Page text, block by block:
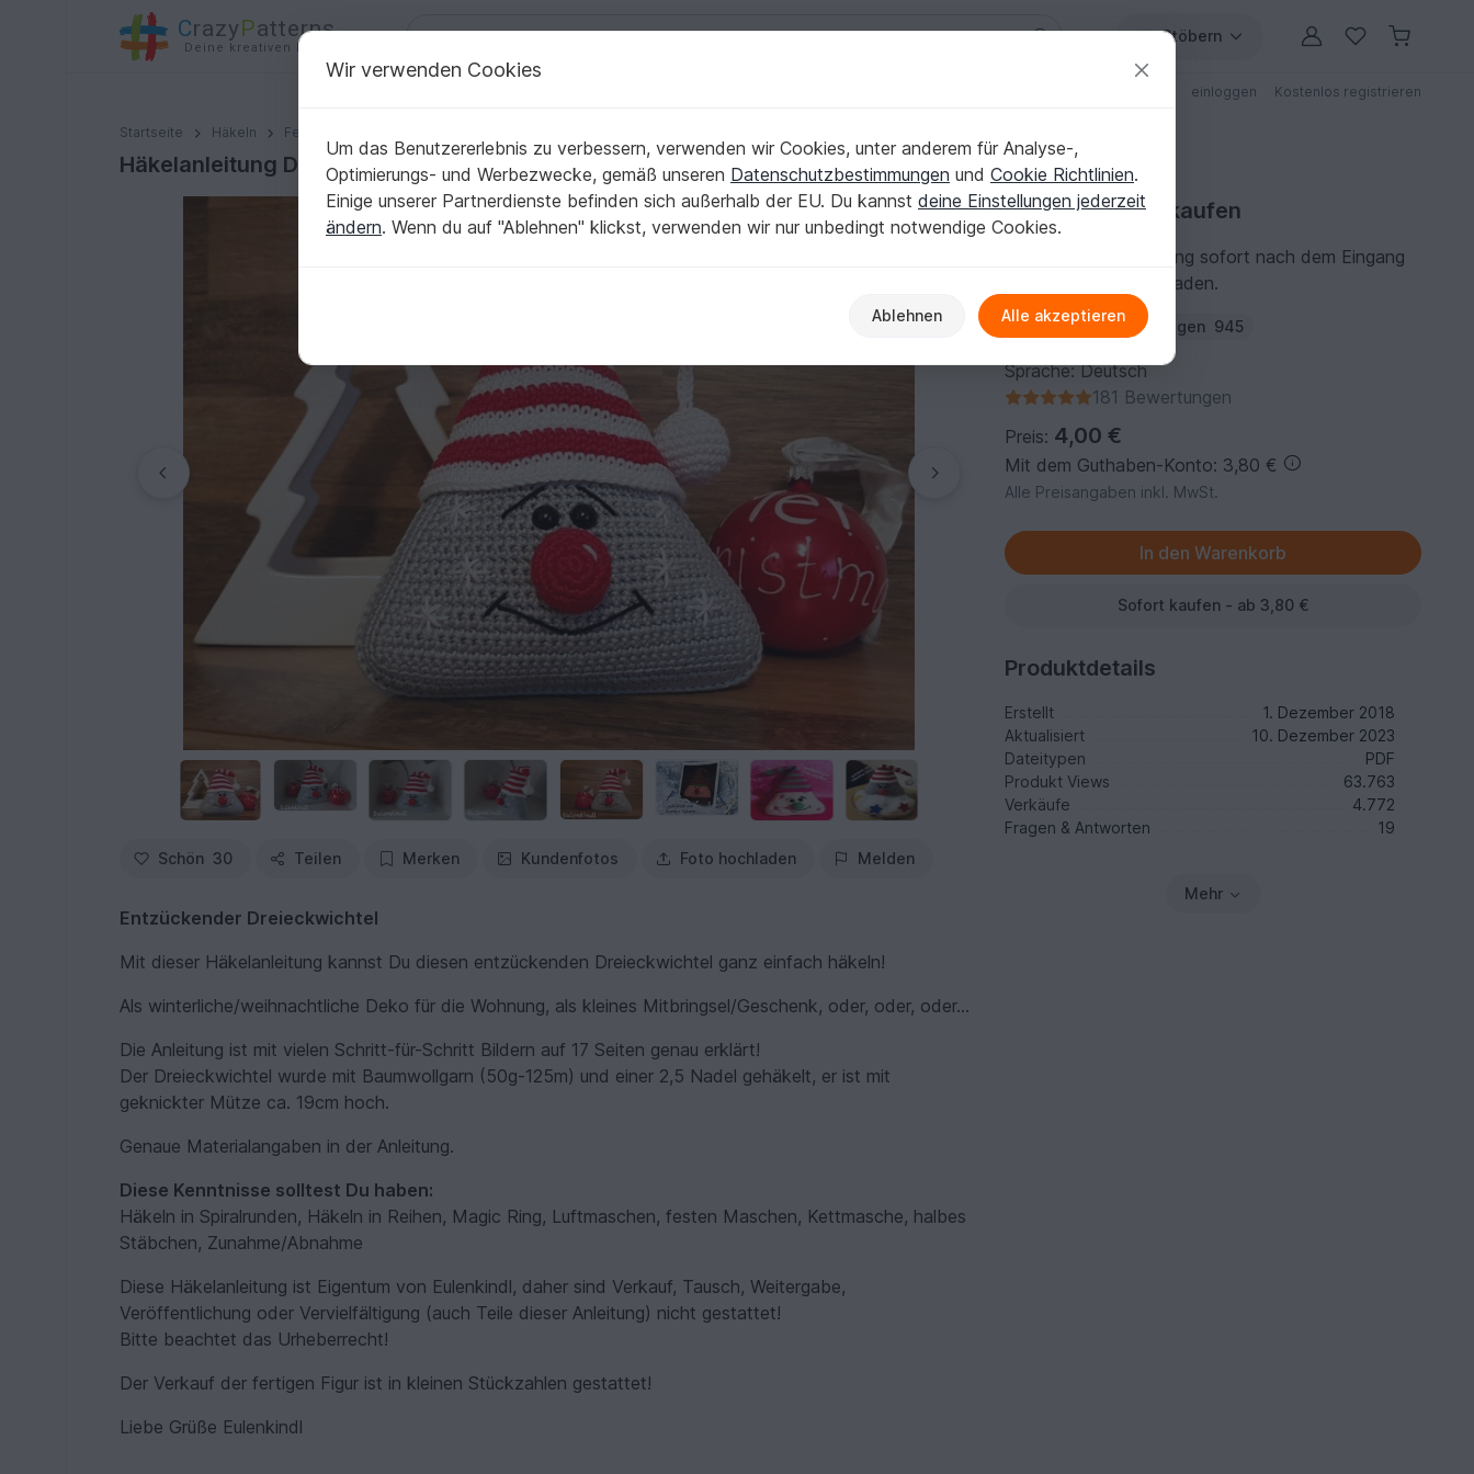
CrazyPatterns
Deine kreativen Ideen
Stöbern
einloggen Kostenlos registrieren
Startseite Häkeln Festlichkeiten
Häkelanleitung Dreieckwichtel
Häkelanleitung Dreieckwichtel
Schön 30 Teilen Merken Kundenfotos Foto hochladen Melden
Entzückender Dreieckwichtel
Mit dieser Häkelanleitung kannst Du diesen entzückenden Dreieckwichtel ganz einfach häkeln!
Als winterliche/weihnachtliche Deko für die Wohnung, als kleines Mitbringsel/Geschenk, oder, oder, oder...
Die Anleitung ist mit vielen Schritt-für-Schritt Bildern auf 17 Seiten genau erklärt!
Der Dreieckwichtel wurde mit Baumwollgarn (50g-125m) und einer 2,5 Nadel gehäkelt, er ist mit
geknickter Mütze ca. 19cm hoch.
Genaue Materialangaben in der Anleitung.
Diese Kenntnisse solltest Du haben:
Häkeln in Spiralrunden, Häkeln in Reihen, Magic Ring, Luftmaschen, festen Maschen, Kettmasche, halbes
Stäbchen, Zunahme/Abnahme
Diese Häkelanleitung ist Eigentum von Eulenkindl, daher sind Verkauf, Tausch, Weitergabe,
Veröffentlichung oder Vervielfältigung (auch Teile dieser Anleitung) nicht gestattet!
Bitte beachtet das Urheberrecht!
Der Verkauf der fertigen Figur ist in kleinen Stückzahlen gestattet!
Liebe Grüße Eulenkindl
Häkelanleitung kaufen
Du kannst die Anleitung sofort nach dem Eingang
der Zahlung herunterladen.
Autor: Eulenkindl Folgen 945
Sprache: Deutsch
181 Bewertungen
Preis: 4,00 €
Mit dem Guthaben-Konto: 3,80 €
Alle Preisangaben inkl. MwSt.
Sofort kaufen - ab 3,80 €
Produktdetails
Erstellt
1. Dezember 2018
Aktualisiert
10. Dezember 2023
Dateitypen
PDF
Produkt Views
63.763
Verkäufe
4.772
Fragen & Antworten
19
Mehr
Wir verwenden Cookies
Um das Benutzererlebnis zu verbessern, verwenden wir Cookies, unter anderem für Analyse-,
Optimierungs- und Werbezwecke, gemäß unseren Datenschutzbestimmungen und Cookie Richtlinien.
Einige unserer Partnerdienste befinden sich außerhalb der EU. Du kannst deine Einstellungen jederzeit
ändern. Wenn du auf "Ablehnen" klickst, verwenden wir nur unbedingt notwendige Cookies.
Ablehnen Alle akzeptieren